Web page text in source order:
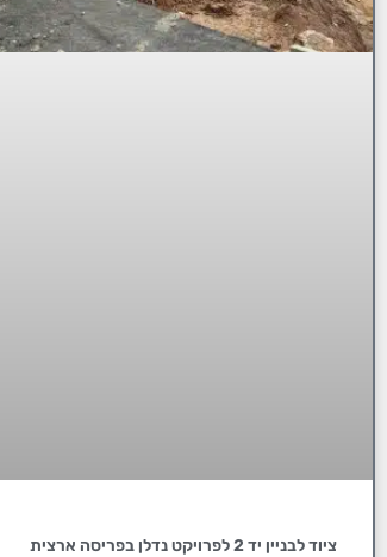
ציוד לבניין יד 2 לפרויקט נדלן בפריסה ארצית